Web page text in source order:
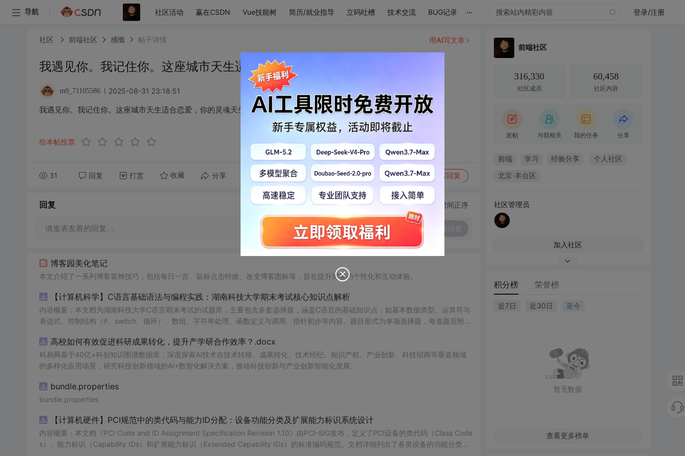
导航 社区活动 赢在CSDN Vue技能树 简历/就业指导 立码吐槽 技术交流 BUG记录 ... 登录/注册
社区 前端社区 感慨 帖子详情
我遇见你。我记住你。这座城市天生适合恋爱，你的灵魂天生适合我。
m0_71105586 2025-08-31 23:18:51
我遇见你。我记住你。这座城市天生适合恋爱，你的灵魂天生适合我。
给本帖投票
31 回复 打赏 收藏 分享 转发到动态 举报 写回复
用AI写文章
回复 切换为时间正序
请发表友善的回复…
博客园美化笔记
本文介绍了一系列博客装饰技巧，包括每日一言、鼠标点击特效、改变博客图标等，旨在提升博客的个性化和互动体验。
【计算机科学】C语言基础语法与编程实践：湖南科技大学期末考试核心知识点解析
内容概要：本文档为湖南科技大学C语言期末考试的试题库，主要包含多套选择题，涵盖C语言的基础知识点，如基本数据类型、运算符与
表达式、控制结构（if、switch、循环）、数组、字符串处理、函数定义与调用、指针初步等内容。题目形式为单项选择题，每道题后附有
程的学生，特别是准备期末考试或需要强化基础知识的初学者。; 使用场景及目标：①用于考前复习，检验对C语言核心概念的掌握程度；
②辅助教师出题或课堂教学练习；③通过反复练习提高编程思维与代码逻辑分析能力。; 阅读建议：建议结合教材和上机实践进行练习，
重点关注易错题和涉及复杂逻辑控制的题目，理解每道题背后的程序执行流程，以达到真正掌握语言特性的目的。
高校如何有效促进科研成果转化，提升产学研合作效率？.docx
科易网基于40亿+科创知识图谱数据库，深度探索AI技术在技术转移、成果转化、技术经纪、知识产权、产业创新、科技招商等垂直领域
的多样化应用场景，研究科技创新领域的AI+数智化解决方案，推动科技创新与产业创新智能化发展。
bundle.properties
bundle.properties
【计算机硬件】PCI规范中的类代码与能力ID分配：设备功能分类及扩展能力标识系统设计
内容概要：本文档《PCI Code and ID Assignment Specification Revision 1.10》由PCI-SIG发布，定义了PCI设备的类代码（Class Code
s）、能力标识（Capability IDs）和扩展能力标识（Extended Capability IDs）的标准编码规范。文档详细列出了各类设备的功能分类，
前端社区
316,330
社区成员
60,458
社区内容
发帖 与我相关 我的任务 分享
前端 学习 经验分享 个人社区
北京·丰台区
社区管理员
加入社区
积分榜 荣誉榜
近7日 近30日 至今
暂无数据
查看更多榜单